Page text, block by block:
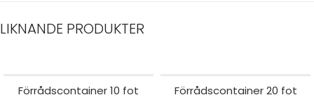
LIKNANDE PRODUKTER
Förrådscontainer 10 fot Förrådscontainer 20 fot